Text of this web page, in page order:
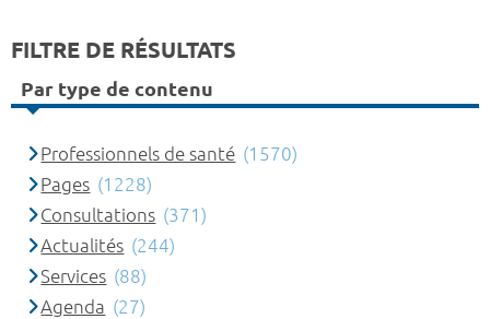
FILTRE DE RÉSULTATS
Par type de contenu
Professionnels de santé (1570)
Pages (1228)
Consultations (371)
Actualités (244)
Services (88)
Agenda (27)